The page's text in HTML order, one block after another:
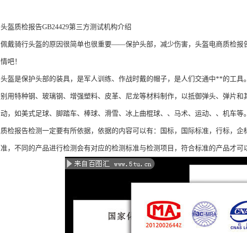
头盔质检报告GB24429第三方测试机构介绍
佩戴骑行头盔的原因很简单也很重要——保护头部，减少伤害，头盔电商质检报
情吧！
头盔是保护头部的装具，是军人训练、作战时戴的帽子，是人们交通中**的工
别用特种钢、玻璃钢、增强塑料、皮革、尼龙等材料制作，以抵御弹头、弹片
动，如美式足球、脚踏车、棒球、滑雪、冰上曲棍球、、马术、运动、、机车等。
质检报告检测一定要有所依据，依据的内容可以有：国标，国际标准，行标，
准，不同的产品进行检测会有对应的检测标准与检测项目，符合标准的产品才可